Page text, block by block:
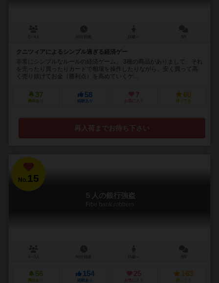
クニツィアによるシンプル過ぎる経済ゲー
非常にシンプルなルールの経済ゲーム。 3種の商品がありまして、それ
を売ったり買ったりカードで相場を操作したりながら、安く買って高
く売り抜けてお金（勝利点）を高めていくゲ...
37
興味あり
58
経験あり
7
お気に入り
60
持ってる
再入荷までお待ち下さい
No.15
５人の銀行強盗
Fibe bank robbers
56
興味あり
154
経験あり
25
お気に入り
163
持ってる